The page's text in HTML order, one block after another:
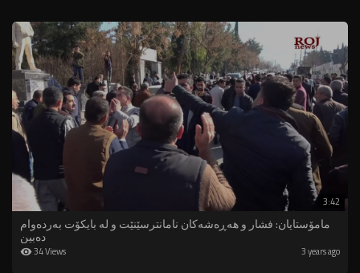
3:42
مامۆستایان: فشار و هەڕەشەكان نامانترسێنێت و لە بایكۆت بەردەوام
دەبین
34 Views 3 years ago